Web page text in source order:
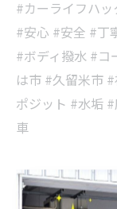
#カーライフハ
#安心 #安全 #丁
#ボディ撥水 #コ
は市 #久留米市
ポジット #水垢
車